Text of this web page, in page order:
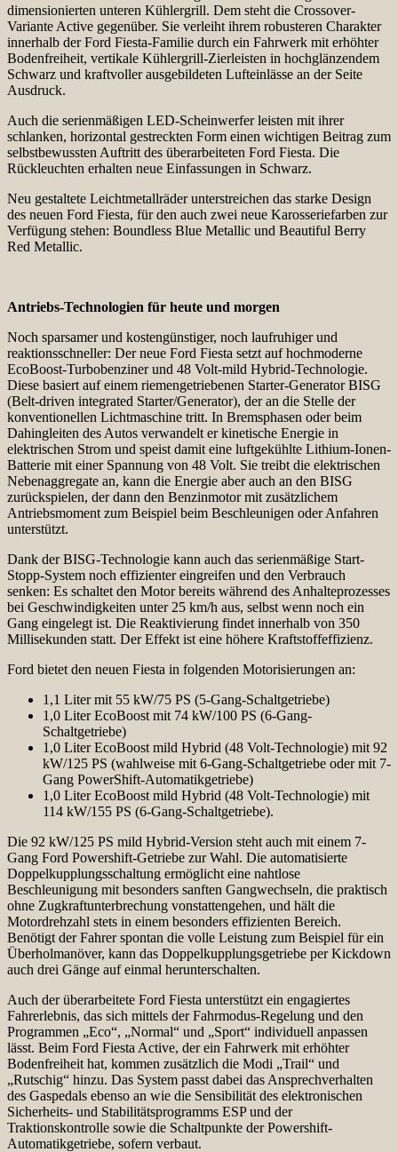
dimensionierten unteren Kühlergrill. Dem steht die Crossover-
Variante Active gegenüber. Sie verleiht ihrem robusteren Charakter
innerhalb der Ford Fiesta-Familie durch ein Fahrwerk mit erhöhter
Bodenfreiheit, vertikale Kühlergrill-Zierleisten in hochglänzendem
Schwarz und kraftvoller ausgebildeten Lufteinlässe an der Seite
Ausdruck.
Auch die serienmäßigen LED-Scheinwerfer leisten mit ihrer
schlanken, horizontal gestreckten Form einen wichtigen Beitrag zum
selbstbewussten Auftritt des überarbeiteten Ford Fiesta. Die
Rückleuchten erhalten neue Einfassungen in Schwarz.
Neu gestaltete Leichtmetallräder unterstreichen das starke Design
des neuen Ford Fiesta, für den auch zwei neue Karosseriefarben zur
Verfügung stehen: Boundless Blue Metallic und Beautiful Berry
Red Metallic.
Antriebs-Technologien für heute und morgen
Noch sparsamer und kostengünstiger, noch laufruhiger und
reaktionsschneller: Der neue Ford Fiesta setzt auf hochmoderne
EcoBoost-Turbobenziner und 48 Volt-mild Hybrid-Technologie.
Diese basiert auf einem riemengetriebenen Starter-Generator BISG
(Belt-driven integrated Starter/Generator), der an die Stelle der
konventionellen Lichtmaschine tritt. In Bremsphasen oder beim
Dahingleiten des Autos verwandelt er kinetische Energie in
elektrischen Strom und speist damit eine luftgekühlte Lithium-Ionen-
Batterie mit einer Spannung von 48 Volt. Sie treibt die elektrischen
Nebenaggregate an, kann die Energie aber auch an den BISG
zurückspielen, der dann den Benzinmotor mit zusätzlichem
Antriebsmoment zum Beispiel beim Beschleunigen oder Anfahren
unterstützt.
Dank der BISG-Technologie kann auch das serienmäßige Start-
Stopp-System noch effizienter eingreifen und den Verbrauch
senken: Es schaltet den Motor bereits während des Anhalteprozesses
bei Geschwindigkeiten unter 25 km/h aus, selbst wenn noch ein
Gang eingelegt ist. Die Reaktivierung findet innerhalb von 350
Millisekunden statt. Der Effekt ist eine höhere Kraftstoffeffizienz.
Ford bietet den neuen Fiesta in folgenden Motorisierungen an:
1,1 Liter mit 55 kW/75 PS (5-Gang-Schaltgetriebe)
1,0 Liter EcoBoost mit 74 kW/100 PS (6-Gang-
Schaltgetriebe)
1,0 Liter EcoBoost mild Hybrid (48 Volt-Technologie) mit 92
kW/125 PS (wahlweise mit 6-Gang-Schaltgetriebe oder mit 7-
Gang PowerShift-Automatikgetriebe)
1,0 Liter EcoBoost mild Hybrid (48 Volt-Technologie) mit
114 kW/155 PS (6-Gang-Schaltgetriebe).
Die 92 kW/125 PS mild Hybrid-Version steht auch mit einem 7-
Gang Ford Powershift-Getriebe zur Wahl. Die automatisierte
Doppelkupplungsschaltung ermöglicht eine nahtlose
Beschleunigung mit besonders sanften Gangwechseln, die praktisch
ohne Zugkraftunterbrechung vonstattengehen, und hält die
Motordrehzahl stets in einem besonders effizienten Bereich.
Benötigt der Fahrer spontan die volle Leistung zum Beispiel für ein
Überholmanöver, kann das Doppelkupplungsgetriebe per Kickdown
auch drei Gänge auf einmal herunterschalten.
Auch der überarbeitete Ford Fiesta unterstützt ein engagiertes
Fahrerlebnis, das sich mittels der Fahrmodus-Regelung und den
Programmen „Eco“, „Normal“ und „Sport“ individuell anpassen
lässt. Beim Ford Fiesta Active, der ein Fahrwerk mit erhöhter
Bodenfreiheit hat, kommen zusätzlich die Modi „Trail“ und
„Rutschig“ hinzu. Das System passt dabei das Ansprechverhalten
des Gaspedals ebenso an wie die Sensibilität des elektronischen
Sicherheits- und Stabilitätsprogramms ESP und der
Traktionskontrolle sowie die Schaltpunkte der Powershift-
Automatikgetriebe, sofern verbaut.